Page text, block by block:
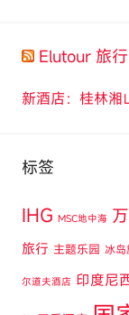
Elutour 旅
新酒店：桂林湘
标签
IHG MSC地中海
旅行 主题乐园 冰
尔道夫酒店 印度尼